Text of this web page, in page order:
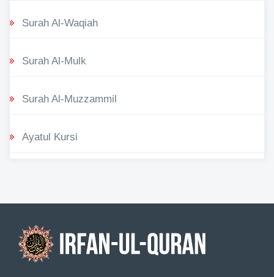
Surah Al-Waqiah
Surah Al-Mulk
Surah Al-Muzzammil
Ayatul Kursi